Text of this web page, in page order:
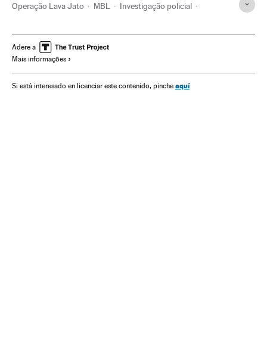
Operação Lava Jato MBL Investigação policial
Polícia Federal Financiamento ilegal
Lavagem dinheiro
Financiamento partidos Corrupção política Brasil
Adere a
Mais informações
Si está interesado en licenciar este contenido, pinche aquí